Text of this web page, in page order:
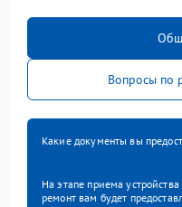
Вопросы по
Какие документы вы
На этапе приема
ремонт вам будет